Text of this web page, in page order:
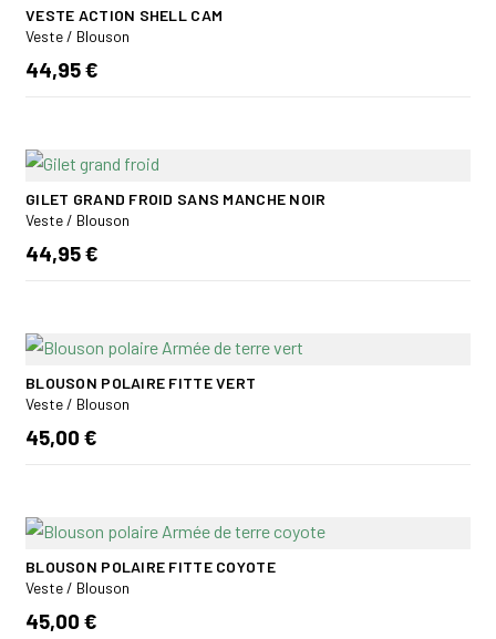
VESTE ACTION SHELL CAM
Veste / Blouson
44,95 €
GILET GRAND FROID SANS MANCHE NOIR
Veste / Blouson
44,95 €
BLOUSON POLAIRE FITTE VERT
Veste / Blouson
45,00 €
BLOUSON POLAIRE FITTE COYOTE
Veste / Blouson
45,00 €